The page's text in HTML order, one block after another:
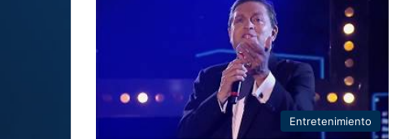
Entretenimiento